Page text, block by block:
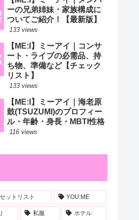
ーの兄弟姉妹・家族構成に
ついてご紹介！【最新版】
133 views
【ME:I】ミーアイ｜コンサ
ート・ライブの必需品、持
ち物、準備など【チェック
リスト】
133 views
【ME:I】ミーアイ｜海老原
鼓(TSUZUMI)のプロフィー
ル・年齢・身長・MBTI性格
116 views
セットリスト YOU:ME
私服 ホテル